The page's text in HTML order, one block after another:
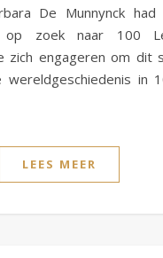
zoek naar 100
zich engageren om dit
wereldgeschiedenis in
LEES MEER